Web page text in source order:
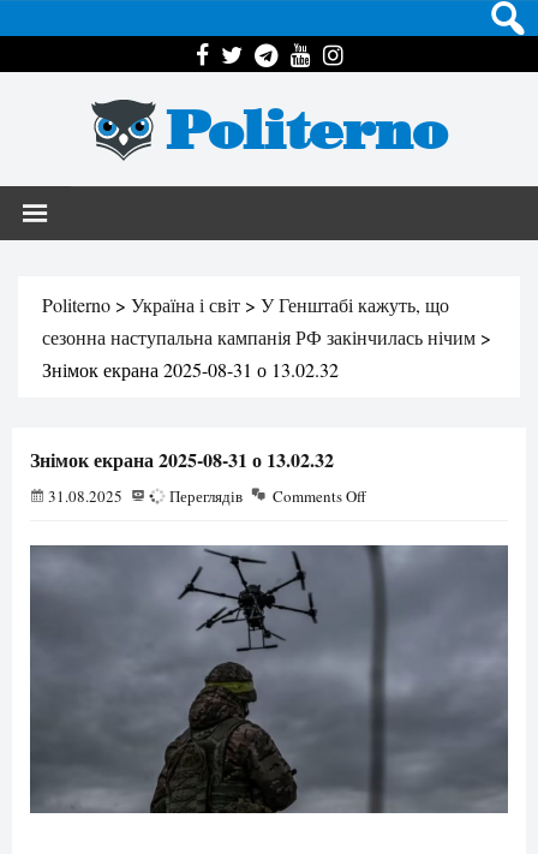
Politerno
Politerno > Україна і світ > У Генштабі кажуть, що
сезонна наступальна кампанія РФ закінчилась нічим >
Знімок екрана 2025-08-31 о 13.02.32
Знімок екрана 2025-08-31 о 13.02.32
31.08.2025 23 Переглядів Comments Off